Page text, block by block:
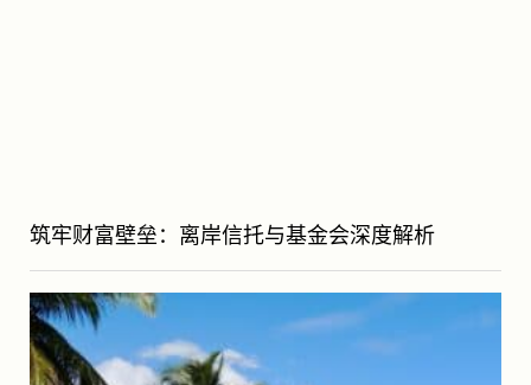
筑牢财富壁垒：离岸信托与基金会深度解析